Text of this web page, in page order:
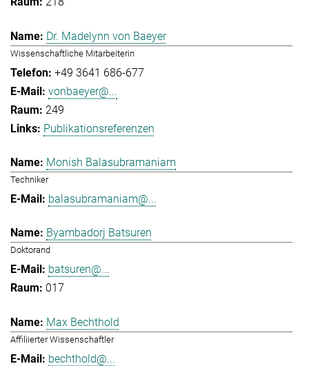
Dr. Madelynn von Baeyer
Wissenschaftliche Mitarbeiterin
+49 3641 686-677
vonbaeyer@...
249
Publikationsreferenzen
Monish Balasubramaniam
Techniker
balasubramaniam@...
Byambadorj Batsuren
Doktorand
batsuren@...
017
Max Bechthold
Affiliierter Wissenschaftler
bechthold@...